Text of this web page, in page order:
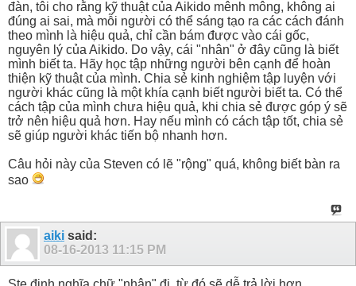
đàn, tôi cho rằng kỹ thuật của Aikido mênh mông, không ai
đúng ai sai, mà mỗi người có thể sáng tạo ra các cách đánh
theo mình là hiệu quả, chỉ cần bám được vào cái gốc,
nguyên lý của Aikido. Do vậy, cái "nhân" ở đây cũng là biết
mình biết ta. Hãy học tập những người bên cạnh để hoàn
thiện kỹ thuật của mình. Chia sẻ kinh nghiệm tập luyện với
người khác cũng là một khía cạnh biết người biết ta. Có thể
cách tập của mình chưa hiệu quả, khi chia sẻ được góp ý sẽ
trở nên hiệu quả hơn. Hay nếu mình có cách tập tốt, chia sẻ
sẽ giúp người khác tiến bộ nhanh hơn.
Câu hỏi này của Steven có lẽ "rộng" quá, không biết bàn ra
sao
aiki said:
08-16-2013 11:15 PM